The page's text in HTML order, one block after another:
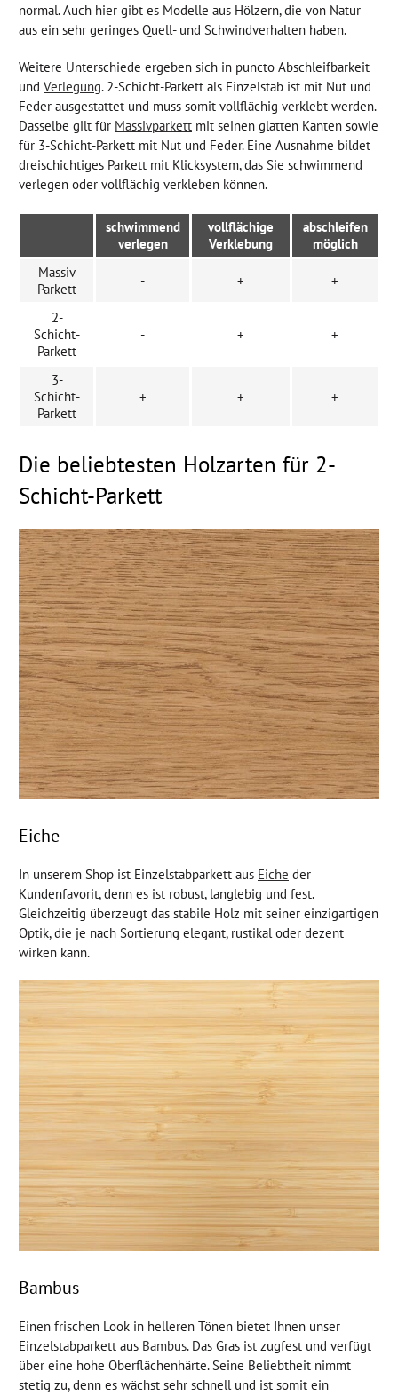
normal. Auch hier gibt es Modelle aus Hölzern, die von Natur
aus ein sehr geringes Quell- und Schwindverhalten haben.
Weitere Unterschiede ergeben sich in puncto Abschleifbarkeit
und Verlegung. 2-Schicht-Parkett als Einzelstab ist mit Nut und
Feder ausgestattet und muss somit vollflächig verklebt werden.
Dasselbe gilt für Massivparkett mit seinen glatten Kanten sowie
für 3-Schicht-Parkett mit Nut und Feder. Eine Ausnahme bildet
dreischichtiges Parkett mit Klicksystem, das Sie schwimmend
verlegen oder vollflächig verkleben können.
schwimmend
verlegen
vollflächige
Verklebung
abschleifen
möglich
Massiv
Parkett
- + +
2-
Schicht-
Parkett
- + +
3-
Schicht-
Parkett
+ + +
Die beliebtesten Holzarten für 2-
Schicht-Parkett
Eiche
In unserem Shop ist Einzelstabparkett aus Eiche der
Kundenfavorit, denn es ist robust, langlebig und fest.
Gleichzeitig überzeugt das stabile Holz mit seiner einzigartigen
Optik, die je nach Sortierung elegant, rustikal oder dezent
wirken kann.
Bambus
Einen frischen Look in helleren Tönen bietet Ihnen unser
Einzelstabparkett aus Bambus. Das Gras ist zugfest und verfügt
über eine hohe Oberflächenhärte. Seine Beliebtheit nimmt
stetig zu, denn es wächst sehr schnell und ist somit ein